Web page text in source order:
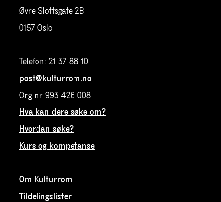
Øvre Slottsgate 2B
0157 Oslo
Telefon: 21 37 88 10
post@kulturrom.no
Org nr 993 426 008
Hva kan dere søke om?
Hvordan søke?
Kurs og kompetanse
Om Kulturrom
Tildelingslister